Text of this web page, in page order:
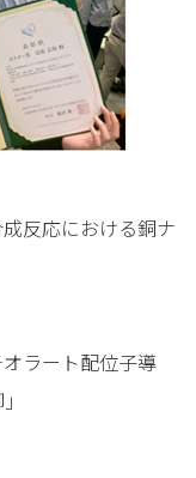
反応における銅ナ
ラート配位子導